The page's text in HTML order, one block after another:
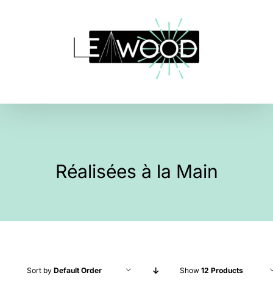
Réalisées à la Main
Sort by Default Order Show 12 Products